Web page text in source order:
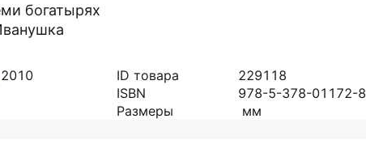
богатырях
2010
ID товара
229118
ISBN
978-5-378-01172-8
Размеры
мм